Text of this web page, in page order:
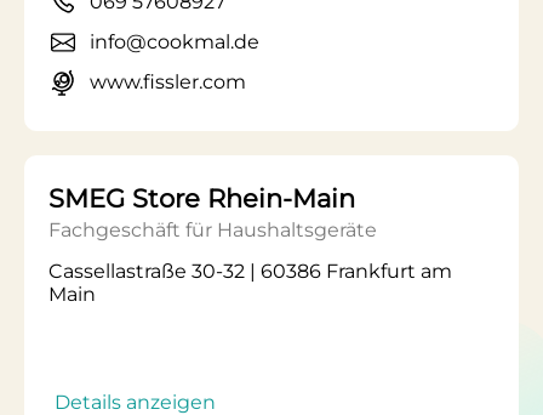
info@cookmal.de
www.fissler.com
SMEG Store Rhein-Main
Fachgeschäft für Haushaltsgeräte
Cassellastraße 30-32 | 60386 Frankfurt am
Main
Details anzeigen